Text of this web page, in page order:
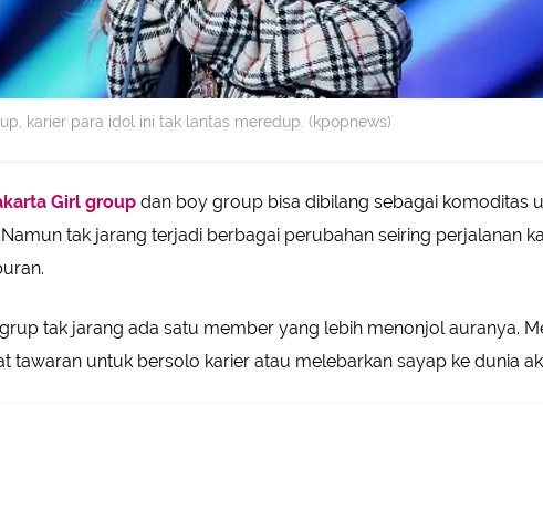
karier para idol ini tak lantas meredup. (kpopnews)
Girl group dan boy group bisa dibilang sebagai komoditas
Namun tak jarang terjadi berbagai perubahan seiring perjalanan
tak jarang ada satu member yang lebih menonjol auranya.
tawaran untuk bersolo karier atau melebarkan sayap ke dunia